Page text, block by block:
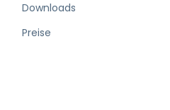
Downloads
Preise